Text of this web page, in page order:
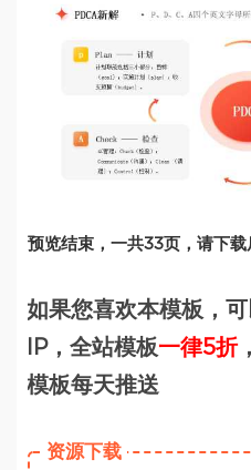
预览结束，一共33页，请下载
如果您喜欢本模板，
IP，全站模板一律5折
模板每天推送
资源下载